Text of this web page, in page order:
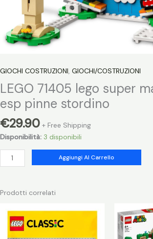
GIOCHI COSTRUZIONI, GIOCHI/COSTRUZIONI
LEGO 71405 lego super
esp pinne stordino
€29.90 + Free Shipping
Disponibilità: 3 disponibili
LEGO
71405
super
pack
esp
pinne
Aggiungi Al Carrello
Prodotti correlati